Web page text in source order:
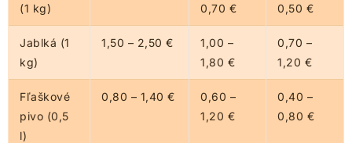
(1 kg)
0,70 €
0,50 €
Jablká (1
kg)
1,50 – 2,50 €
1,00 –
1,80 €
0,70 –
1,20 €
Fľaškové
pivo (0,5
l)
0,80 – 1,40 €
0,60 –
1,20 €
0,40 –
0,80 €